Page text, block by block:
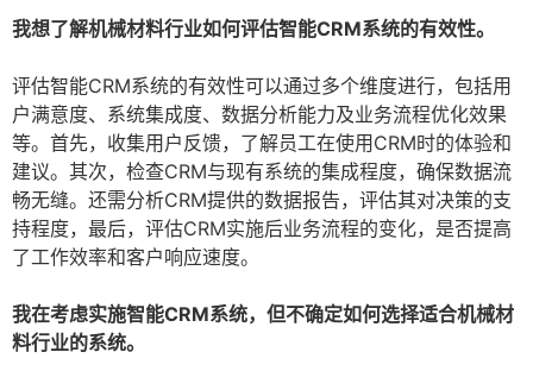
我想了解机械材料行业如何评估智能CRM系统的有效性。
评估智能CRM系统的有效性可以通过多个维度进行，包括用
户满意度、系统集成度、数据分析能力及业务流程优化效果
等。首先，收集用户反馈，了解员工在使用CRM时的体验和
建议。其次，检查CRM与现有系统的集成程度，确保数据流
畅无缝。还需分析CRM提供的数据报告，评估其对决策的支
持程度，最后，评估CRM实施后业务流程的变化，是否提高
了工作效率和客户响应速度。
我在考虑实施智能CRM系统，但不确定如何选择适合机械材
料行业的系统。